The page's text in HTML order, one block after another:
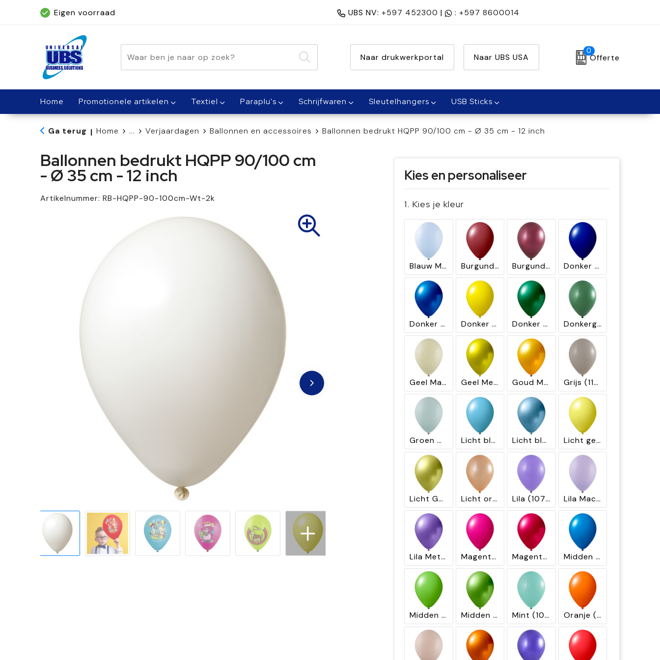
Eigen voorraad
Geleverd binnen 5 dagen, met spoed binnen 1 dag
UBS NV: +597 452300 | : +597 8600014
Naar drukwerkportal Naar UBS USA
0
Offerte
Home Promotionele artikelen Textiel Paraplu's Schrijfwaren Sleutelhangers USB Sticks
Ga terug | Home ... Verjaardagen Ballonnen en accessoires Ballonnen bedrukt HQPP 90/100 cm - Ø 35 cm - 12 inch
Ballonnen bedrukt HQPP 90/100 cm
- Ø 35 cm - 12 inch
Artikelnummer: RB-HQPP-90-100cm-Wt-2k
Kies en personaliseer
1. Kies je kleur
Blauw Macaron (1251) Burgundy (1132) Burgundy Metallic (2441) Donker blauw (1056)
Donker blauw Metallic (2450) Donker geel (1110) Donker groen Metallic (2460) Donkergroen (1165)
Geel Macaron (1210) Geel Metallic (2410) Goud Metallic (2415) Grijs (1190)
Groen Macaron (1285) Licht blauw (1151) Licht blauw Metallic (2650) Licht geel (1010)
Licht Geel Metallic (2611) Licht oranje Metallic (2620) Lila (1070) Lila Macaron (1270)
Lila Metallic (2670) Magenta (1040) Magenta Metallic (2440) Midden blauw (1150)
Midden groen (1061) Midden Groen Metallic (2461) Mint (1085) Oranje (1120)